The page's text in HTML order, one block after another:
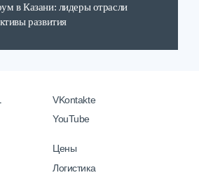
в Казани: лидеры отрасли
развития
VKontakte
YouTube
Цены
Логистика